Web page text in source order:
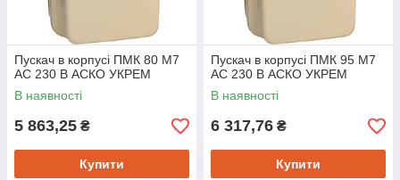
Пускач в корпусі ПМК 80 М7
AC 230 B АСКО УКРЕМ
В наявності
5 863,25 ₴
Купити
Пускач в корпусі ПМК 95 М7
AC 230 B АСКО УКРЕМ
В наявності
6 317,76 ₴
Купити